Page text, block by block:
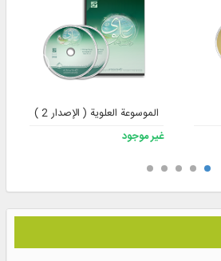
الموسوعة العلوية ( الإصدار 2 )
غير موجود